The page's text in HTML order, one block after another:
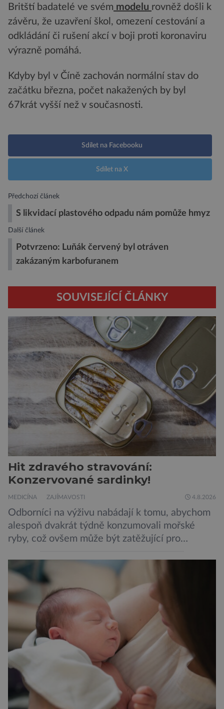
Britští badatelé ve svém modelu rovněž došli k
závěru, že uzavření škol, omezení cestování a
odkládání či rušení akcí v boji proti koronaviru
výrazně pomáhá.
Kdyby byl v Číně zachován normální stav do
začátku března, počet nakažených by byl
67krát vyšší než v současnosti.
Sdílet na Facebooku
Sdílet na X
Předchozí článek
S likvidací plastového odpadu nám pomůže hmyz
Další článek
Potvrzeno: Luňák červený byl otráven
zakázaným karbofuranem
SOUVISEJÍCÍ ČLÁNKY
Hit zdravého stravování:
Konzervované sardinky!
MEDICÍNA ZAJÍMAVOSTI 4.8.2026
Odborníci na výživu nabádají k tomu, abychom
alespoň dvakrát týdně konzumovali mořské
ryby, což ovšem může být zatěžující pro
doporučení se nyní staly konzervované
sardinky, které si může dovolit opravdu každý
„Místo toho, aby poskytovaly izolované
mononutrienty, jsou rybí konzervy kompletní
potravinou,“ říká nutriční specialista Colin
Robertson a zdůrazňuje […]